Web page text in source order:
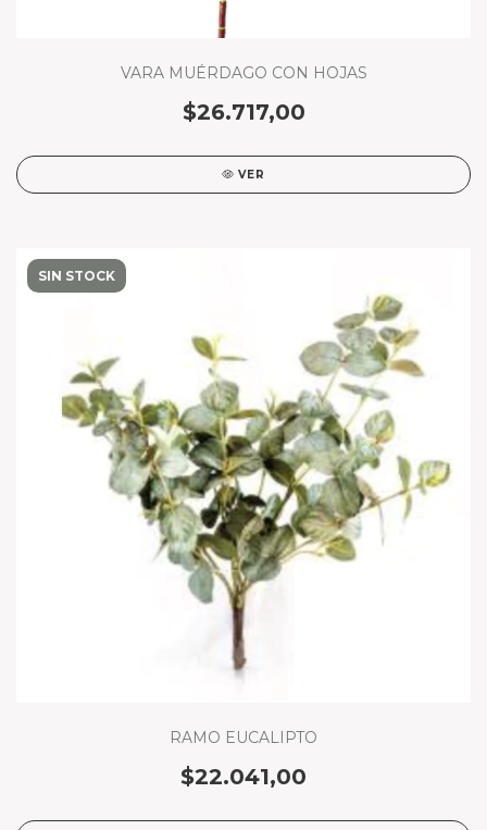
VARA MUÉRDAGO CON HOJAS
$26.717,00
VER
SIN STOCK
RAMO EUCALIPTO
$22.041,00